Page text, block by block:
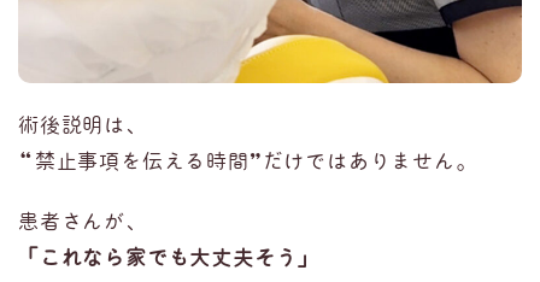
術後説明は、
“禁止事項を伝える時間”だけではありません。
患者さんが、
「これなら家でも大丈夫そう」